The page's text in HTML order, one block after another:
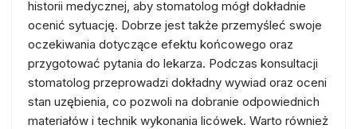
historii medycznej, aby stomatolog mógł dokładnie
ocenić sytuację. Dobrze jest także przemyśleć swoje
oczekiwania dotyczące efektu końcowego oraz
przygotować pytania do lekarza. Podczas konsultacji
stomatolog przeprowadzi dokładny wywiad oraz oceni
stan uzębienia, co pozwoli na dobranie odpowiednich
materiałów i technik wykonania licówek. Warto również